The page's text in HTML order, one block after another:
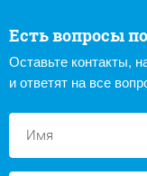
Есть вопросы
Оставьте контакты,
и ответят на все